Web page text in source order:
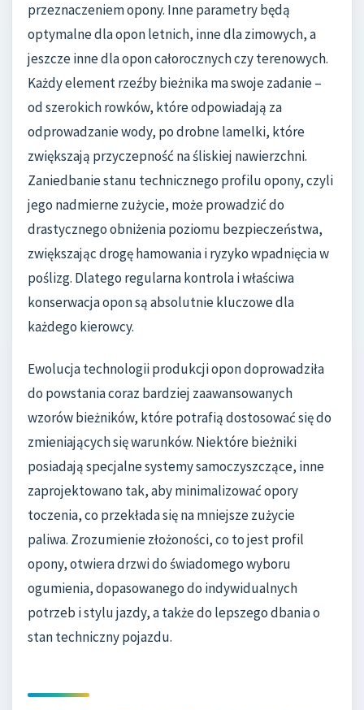
przeznaczeniem opony. Inne parametry będą
optymalne dla opon letnich, inne dla zimowych, a
jeszcze inne dla opon całorocznych czy terenowych.
Każdy element rzeźby bieżnika ma swoje zadanie –
od szerokich rowków, które odpowiadają za
odprowadzanie wody, po drobne lamelki, które
zwiększają przyczepność na śliskiej nawierzchni.
Zaniedbanie stanu technicznego profilu opony, czyli
jego nadmierne zużycie, może prowadzić do
drastycznego obniżenia poziomu bezpieczeństwa,
zwiększając drogę hamowania i ryzyko wpadnięcia w
poślizg. Dlatego regularna kontrola i właściwa
konserwacja opon są absolutnie kluczowe dla
każdego kierowcy.
Ewolucja technologii produkcji opon doprowadziła
do powstania coraz bardziej zaawansowanych
wzorów bieżników, które potrafią dostosować się do
zmieniających się warunków. Niektóre bieżniki
posiadają specjalne systemy samoczyszczące, inne
zaprojektowano tak, aby minimalizować opory
toczenia, co przekłada się na mniejsze zużycie
paliwa. Zrozumienie złożoności, co to jest profil
opony, otwiera drzwi do świadomego wyboru
ogumienia, dopasowanego do indywidualnych
potrzeb i stylu jazdy, a także do lepszego dbania o
stan techniczny pojazdu.